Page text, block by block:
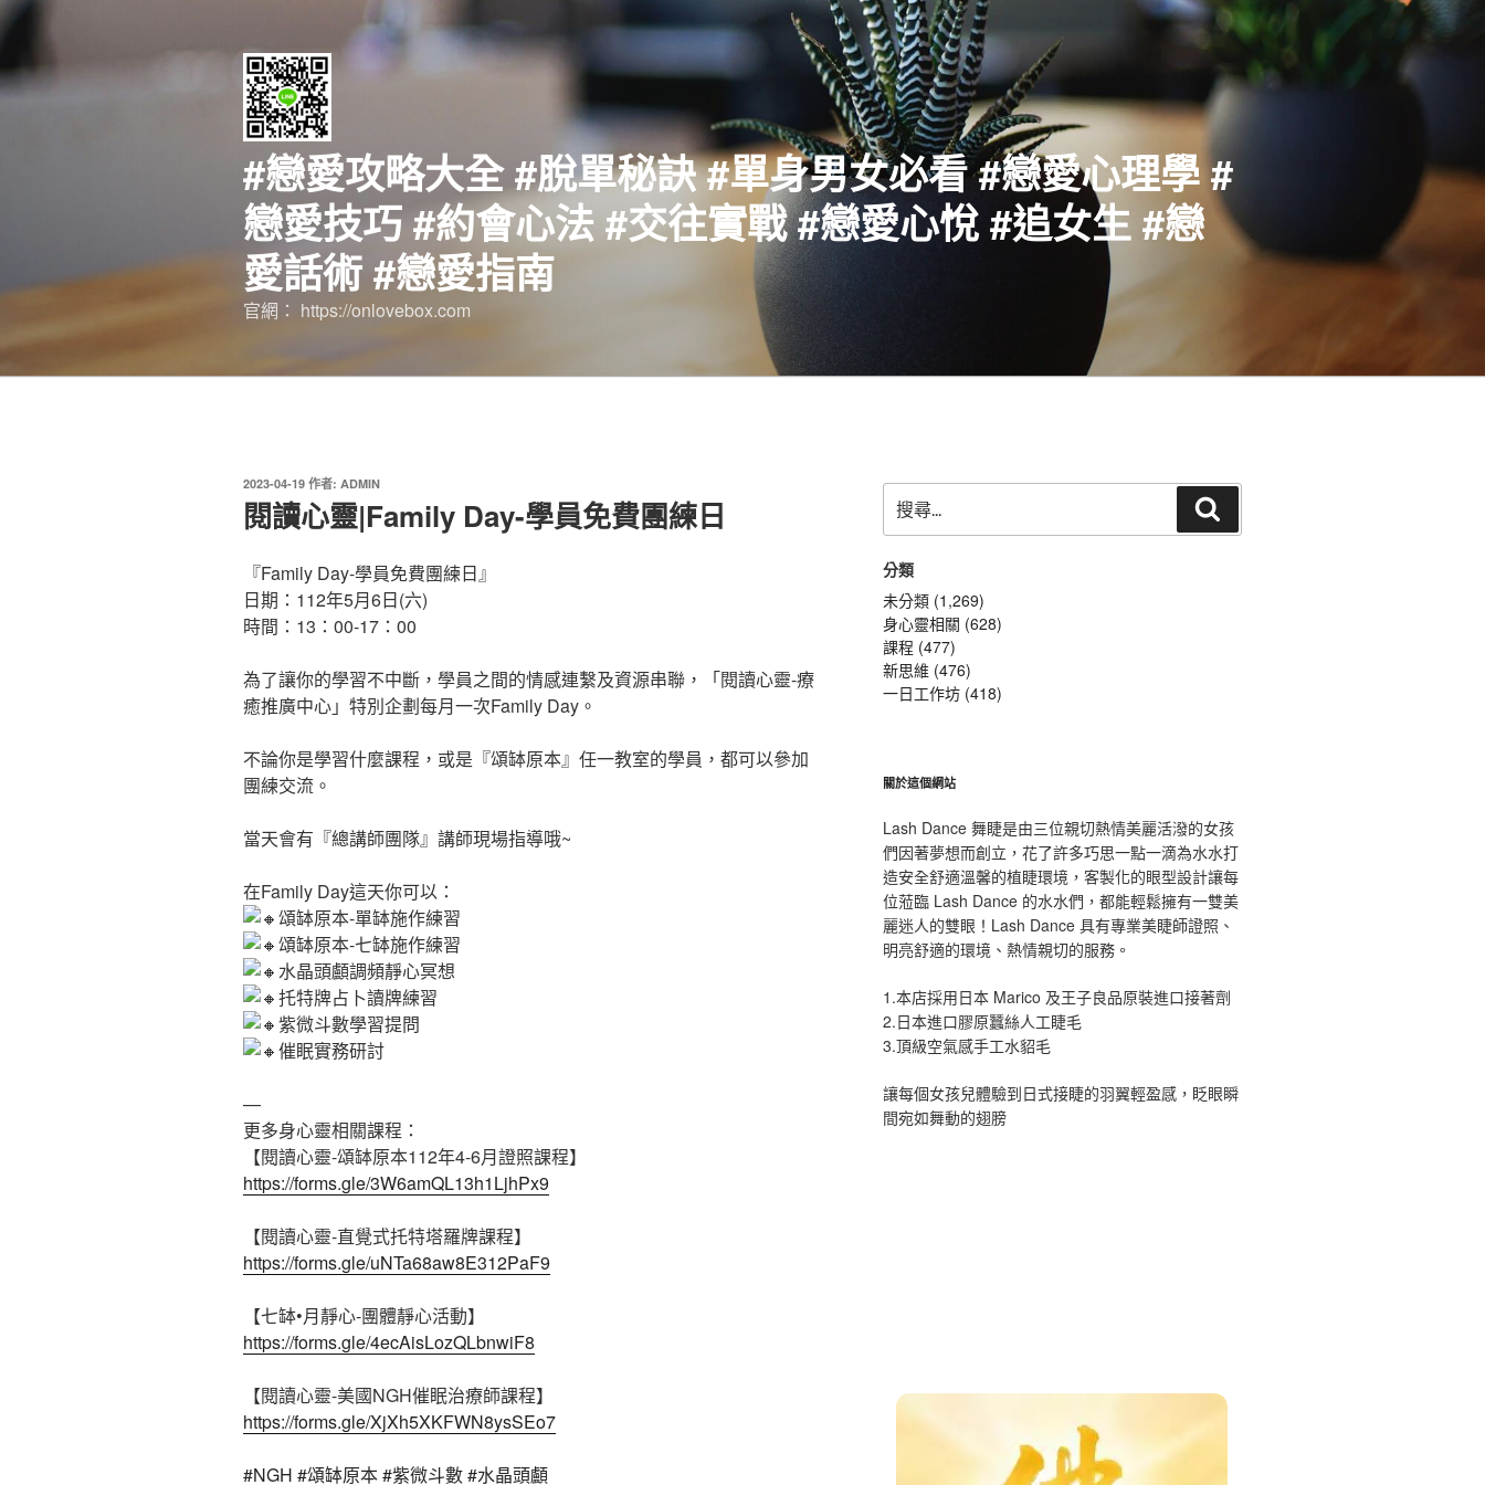
跳
至
主
要
#戀愛攻略大全 #脫單秘訣 #單身男女必看 #戀愛心理學 #
戀愛技巧 #約會心法 #交往實戰 #戀愛心悅 #追女生 #戀
愛話術 #戀愛指南
官網： https://onlovebox.com
發
佈
於
2023-04-19 作者: ADMIN
閱讀心靈|Family Day-學員免費團練日
『Family Day-學員免費團練日』
日期：112年5月6日(六)
時間：13：00-17：00
為了讓你的學習不中斷，學員之間的情感連繫及資源串聯，「閱讀心靈-療
癒推廣中心」特別企劃每月一次Family Day。
不論你是學習什麼課程，或是『頌缽原本』任一教室的學員，都可以參加
團練交流。
當天會有『總講師團隊』講師現場指導哦~
在Family Day這天你可以：
頌缽原本-單缽施作練習
頌缽原本-七缽施作練習
水晶頭顱調頻靜心冥想
托特牌占卜讀牌練習
紫微斗數學習提問
催眠實務研討
—
更多身心靈相關課程：
【閱讀心靈-頌缽原本112年4-6月證照課程】
https://forms.gle/3W6amQL13h1LjhPx9
【閱讀心靈-直覺式托特塔羅牌課程】
https://forms.gle/uNTa68aw8E312PaF9
【七缽•月靜心-團體靜心活動】
https://forms.gle/4ecAisLozQLbnwiF8
【閱讀心靈-美國NGH催眠治療師課程】
https://forms.gle/XjXh5XKFWN8ysSEo7
#NGH #頌缽原本#紫微斗數#水晶頭顱
尋
關
鍵
字:
尋
分類
未分類 (1,269)
身心靈相關 (628)
課程 (477)
新思維 (476)
一日工作坊 (418)
關於這個網站
Lash Dance 舞睫是由三位親切熱情美麗活潑的女孩
們因著夢想而創立，花了許多巧思一點一滴為水水打
造安全舒適溫馨的植睫環境，客製化的眼型設計讓每
位蒞臨 Lash Dance 的水水們，都能輕鬆擁有一雙美
麗迷人的雙眼！Lash Dance 具有專業美睫師證照、
明亮舒適的環境、熱情親切的服務。
1.本店採用日本 Marico 及王子良品原裝進口接著劑
2.日本進口膠原蠶絲人工睫毛
3.頂級空氣感手工水貂毛
讓每個女孩兒體驗到日式接睫的羽翼輕盈感，眨眼瞬
間宛如舞動的翅膀